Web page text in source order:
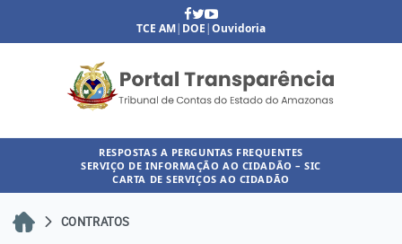
TCE AM| DOE|Ouvidoria
RESPOSTAS A PERGUNTAS FREQUENTES
SERVIÇO DE INFORMAÇÃO AO CIDADÃO – SIC
CARTA DE SERVIÇOS AO CIDADÃO
CONTRATOS